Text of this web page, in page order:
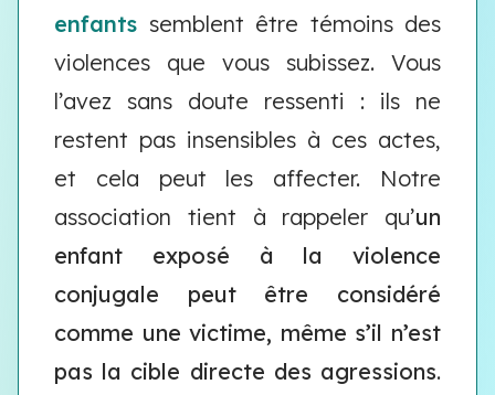
enfants semblent être témoins des
violences que vous subissez. Vous
l’avez sans doute ressenti : ils ne
restent pas insensibles à ces actes,
et cela peut les affecter. Notre
association tient à rappeler qu’un
enfant exposé à la violence
conjugale peut être considéré
comme une victime, même s’il n’est
pas la cible directe des agressions.